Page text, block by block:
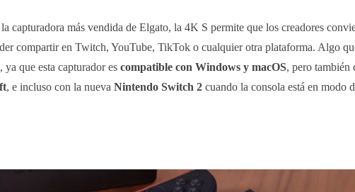
capturadora más vendida de Elgato, la 4K S permite que los creadores
compartir en Twitch, YouTube, TikTok o cualquier otra plataforma. Algo
que esta capturador es compatible con Windows y macOS, pero también
, e incluso con la nueva Nintendo Switch 2 cuando la consola está en modo